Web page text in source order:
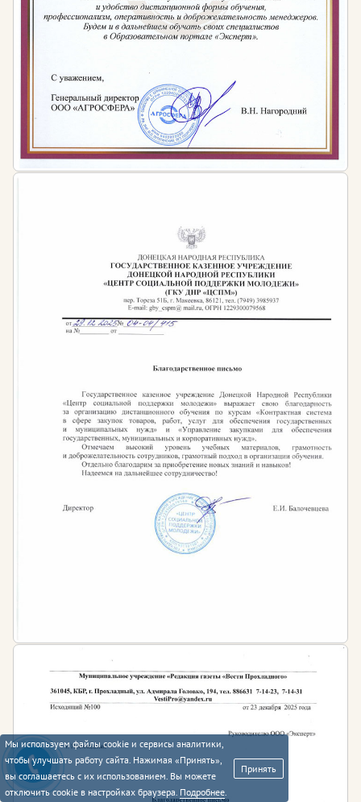
Мы используем файлы cookie и сервисы аналитики,
чтобы улучшать работу сайта. Нажимая «Принять»,
вы соглашаетесь с их использованием. Вы можете
отключить cookie в настройках браузера. Подробнее.
Принять